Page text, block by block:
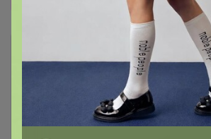
Условия участия